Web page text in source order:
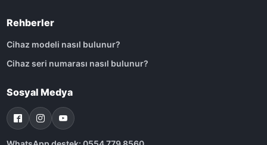
Rehberler
Cihaz modeli nasıl bulunur?
Cihaz seri numarası nasıl bulunur?
Sosyal Medya